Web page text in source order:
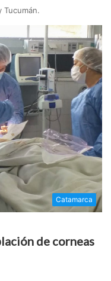
Tucumán.
Catamarca
de corneas